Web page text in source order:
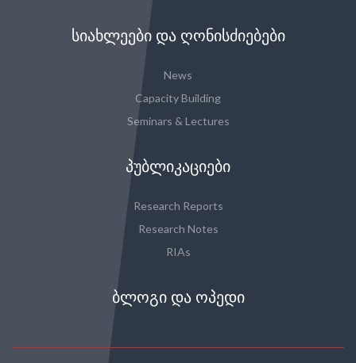
ᲡᲘᲐᲮᲚᲔᲔᲑᲘ ᲓᲐ ᲦᲝᲜᲘᲡᲫᲘᲔᲑᲔᲑᲘ
News
Capacity Building
Seminars & Lectures
ᲞᲣᲑᲚᲘᲙᲐᲪᲘᲔᲑᲘ
Research Reports
Research Notes
RIAs
ᲑᲚᲝᲒᲘ ᲓᲐ ᲝᲞᲔᲓᲘ